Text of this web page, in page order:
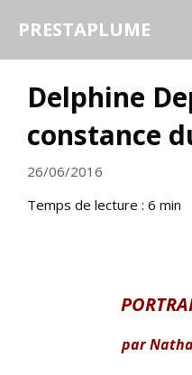
PRESTAPLUME
Delphine
constance
26/06/2016
Temps de lecture : 6 min
par